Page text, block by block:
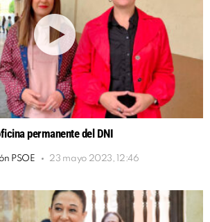
permanente del DNI
PSOE 23 mayo 2023, 12:46